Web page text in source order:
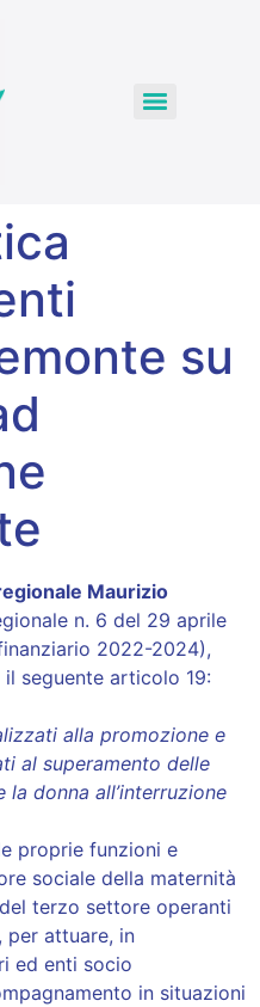
su
Maurizio
n. 6 del 29 aprile
2022-2024),
seguente articolo 19:
alla promozione e
al superamento delle
donna all’interruzione
proprie funzioni e
sociale della maternità
terzo settore operanti
per attuare, in
ed enti socio
in situazioni